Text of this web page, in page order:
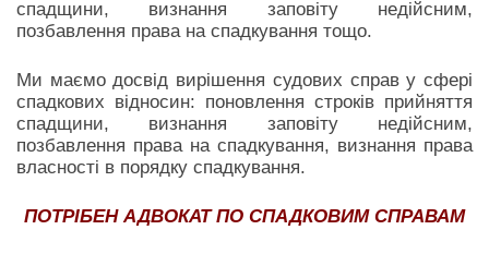
спадщини, визнання заповіту недійсним,
позбавлення права на спадкування тощо.
Ми маємо досвід вирішення судових справ у сфері
спадкових відносин: поновлення строків прийняття
спадщини, визнання заповіту недійсним,
позбавлення права на спадкування, визнання права
власності в порядку спадкування.
ПОТРІБЕН АДВОКАТ ПО СПАДКОВИМ СПРАВАМ